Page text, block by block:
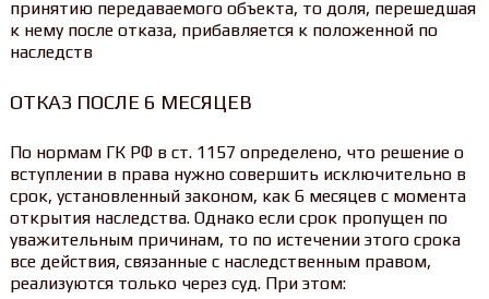
принятию передаваемого объекта, то доля, перешедшая
к нему после отказа, прибавляется к положенной по
наследств
ОТКАЗ ПОСЛЕ 6 МЕСЯЦЕВ
По нормам ГК РФ в ст. 1157 определено, что решение о
вступлении в права нужно совершить исключительно в
срок, установленный законом, как 6 месяцев с момента
открытия наследства. Однако если срок пропущен по
уважительным причинам, то по истечении этого срока
все действия, связанные с наследственным правом,
реализуются только через суд. При этом: